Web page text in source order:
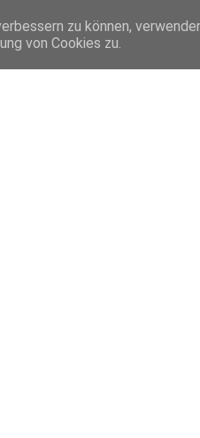
zu können,
von Cookies zu.